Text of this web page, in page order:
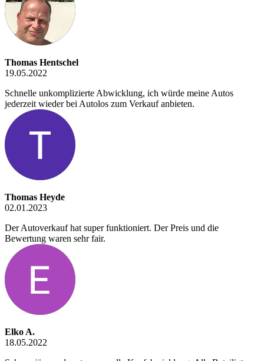
Thomas Hentschel
19.05.2022
Schnelle unkomplizierte Abwicklung, ich würde meine Autos
jederzeit wieder bei Autolos zum Verkauf anbieten.
Thomas Heyde
02.01.2023
Der Autoverkauf hat super funktioniert. Der Preis und die
Bewertung waren sehr fair.
Elko A.
18.05.2022